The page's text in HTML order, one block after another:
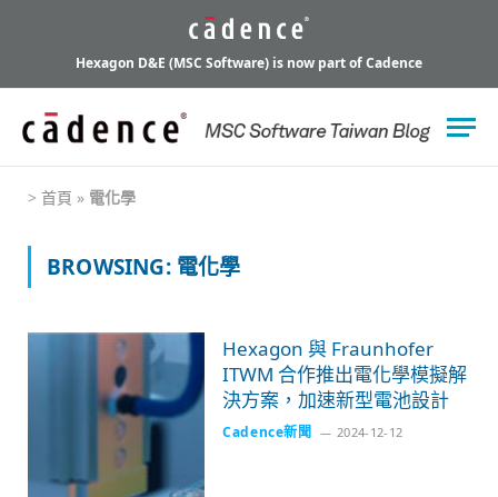
Hexagon D&E (MSC Software) is now part of Cadence
> 首頁 » 電化學
BROWSING: 電化學
Hexagon 與 Fraunhofer
ITWM 合作推出電化學模擬解
決方案，加速新型電池設計
Cadence新聞 2024-12-12